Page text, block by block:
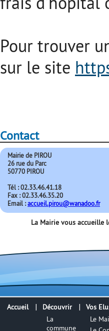
Pour trouver
sur le site
Contact
Mairie de PIROU
26 rue du Parc
50770 PIROU
Tél : 02.33.46.41.18
Fax : 02.33.46.35.20
Email :accueil.pirou@wanadoo.fr
La Mairie vous
Accueil
Découvrir
La
commune
Vos
Le